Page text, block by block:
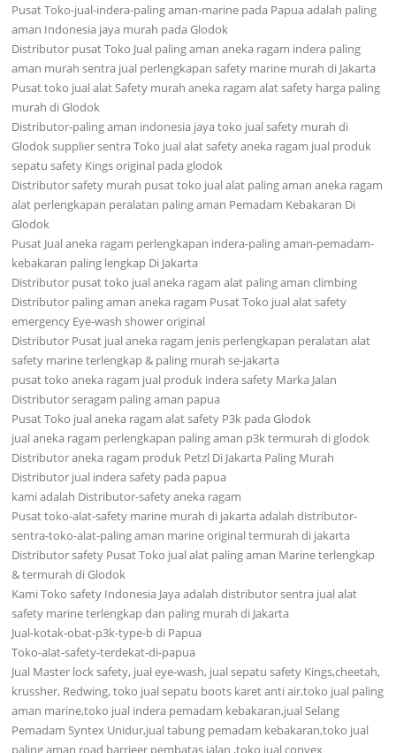
Pusat Toko-jual-indera-paling aman-marine pada Papua adalah paling
aman Indonesia jaya murah pada Glodok
Distributor pusat Toko Jual paling aman aneka ragam indera paling
aman murah sentra jual perlengkapan safety marine murah di Jakarta
Pusat toko jual alat Safety murah aneka ragam alat safety harga paling
murah di Glodok
Distributor-paling aman indonesia jaya toko jual safety murah di
Glodok supplier sentra Toko jual alat safety aneka ragam jual produk
sepatu safety Kings original pada glodok
Distributor safety murah pusat toko jual alat paling aman aneka ragam
alat perlengkapan peralatan paling aman Pemadam Kebakaran Di
Glodok
Pusat Jual aneka ragam perlengkapan indera-paling aman-pemadam-
kebakaran paling lengkap Di Jakarta
Distributor pusat toko jual aneka ragam alat paling aman climbing
Distributor paling aman aneka ragam Pusat Toko jual alat safety
emergency Eye-wash shower original
Distributor Pusat jual aneka ragam jenis perlengkapan peralatan alat
safety marine terlengkap & paling murah se-jakarta
pusat toko aneka ragam jual produk indera safety Marka Jalan
Distributor seragam paling aman papua
Pusat Toko jual aneka ragam alat safety P3k pada Glodok
jual aneka ragam perlengkapan paling aman p3k termurah di glodok
Distributor aneka ragam produk Petzl Di Jakarta Paling Murah
Distributor jual indera safety pada papua
kami adalah Distributor-safety aneka ragam
Pusat toko-alat-safety marine murah di jakarta adalah distributor-
sentra-toko-alat-paling aman marine original termurah di jakarta
Distributor safety Pusat Toko jual alat paling aman Marine terlengkap
& termurah di Glodok
Kami Toko safety Indonesia Jaya adalah distributor sentra jual alat
safety marine terlengkap dan paling murah di Jakarta
Jual-kotak-obat-p3k-type-b di Papua
Toko-alat-safety-terdekat-di-papua
Jual Master lock safety, jual eye-wash, jual sepatu safety Kings,cheetah,
krussher, Redwing, toko jual sepatu boots karet anti air,toko jual paling
aman marine,toko jual indera pemadam kebakaran,jual Selang
Pemadam Syntex Unidur,jual tabung pemadam kebakaran,toko jual
paling aman road barrieer pembatas jalan ,toko jual convex